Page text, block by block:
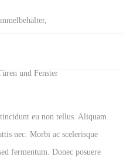
eu non tellus. Aliquam
nec. Morbi ac scelerisque
fermentum. Donec posuere